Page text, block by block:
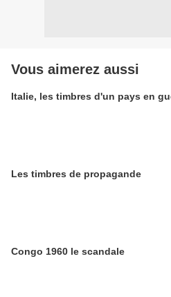
Vous aimerez aussi
Italie, les timbres d'un pays en
Les timbres de propagande
Congo 1960 le scandale